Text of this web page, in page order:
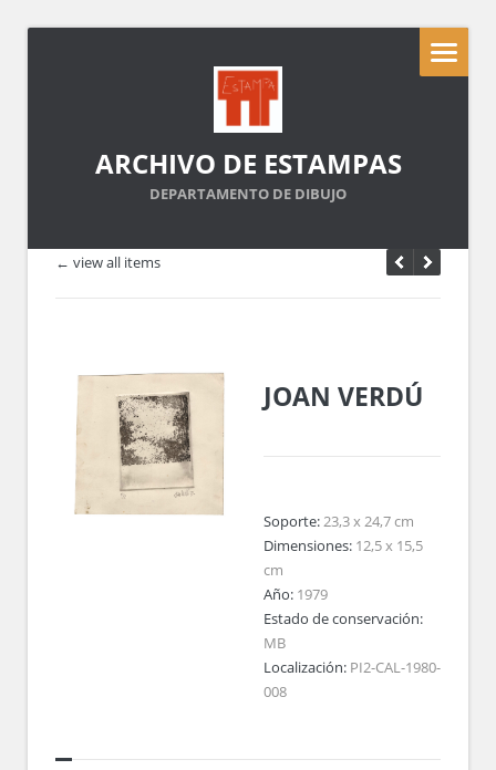
ARCHIVO DE ESTAMPAS
DEPARTAMENTO DE DIBUJO
← view all items
JOAN VERDÚ
Soporte:23,3 x 24,7 cm
Dimensiones: 12,5 x 15,5
cm
Año: 1979
Estado de conservación:
MB
Localización: PI2-CAL-1980-
008